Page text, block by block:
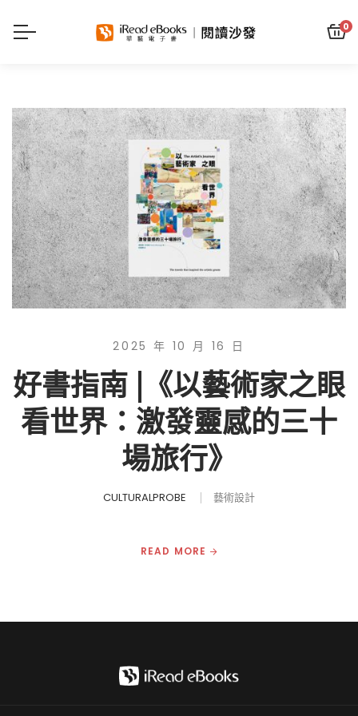
0
2025 年 10 月 16 日
好書指南 |《以藝術家之眼
看世界：激發靈感的三十
場旅行》
CULTURALPROBE 藝術設計
READ MORE